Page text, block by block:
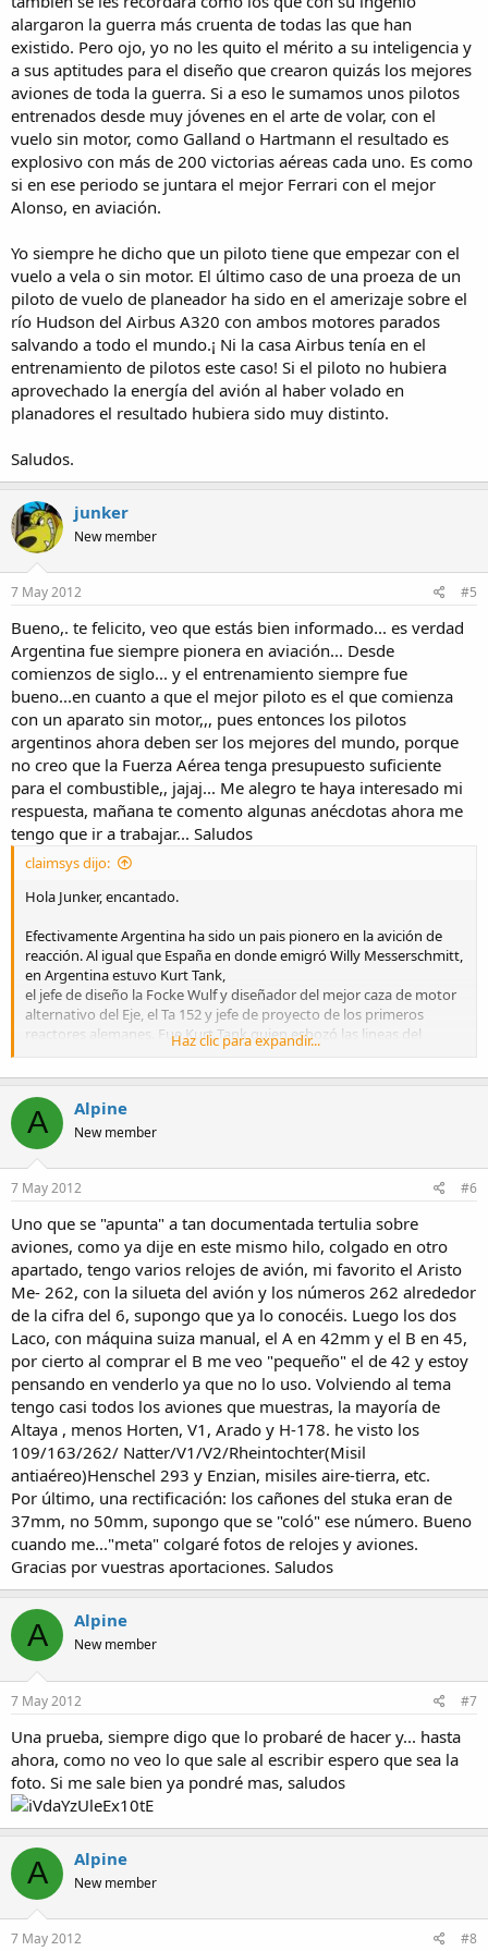
alargaron la guerra más cruenta de todas las que han
existido. Pero ojo, yo no les quito el mérito a su inteligencia y
a sus aptitudes para el diseño que crearon quizás los mejores
aviones de toda la guerra. Si a eso le sumamos unos pilotos
entrenados desde muy jóvenes en el arte de volar, con el
vuelo sin motor, como Galland o Hartmann el resultado es
explosivo con más de 200 victorias aéreas cada uno. Es como
si en ese periodo se juntara el mejor Ferrari con el mejor
Alonso, en aviación.
Yo siempre he dicho que un piloto tiene que empezar con el
vuelo a vela o sin motor. El último caso de una proeza de un
piloto de vuelo de planeador ha sido en el amerizaje sobre el
río Hudson del Airbus A320 con ambos motores parados
salvando a todo el mundo.¡ Ni la casa Airbus tenía en el
entrenamiento de pilotos este caso! Si el piloto no hubiera
aprovechado la energía del avión al haber volado en
planadores el resultado hubiera sido muy distinto.
Saludos.
junker
New member
7 May 2012 #5
Bueno,. te felicito, veo que estás bien informado... es verdad
Argentina fue siempre pionera en aviación... Desde
comienzos de siglo... y el entrenamiento siempre fue
bueno...en cuanto a que el mejor piloto es el que comienza
con un aparato sin motor,,, pues entonces los pilotos
argentinos ahora deben ser los mejores del mundo, porque
no creo que la Fuerza Aérea tenga presupuesto suficiente
para el combustible,, jajaj... Me alegro te haya interesado mi
respuesta, mañana te comento algunas anécdotas ahora me
tengo que ir a trabajar... Saludos
claimsys dijo:
Hola Junker, encantado.
Efectivamente Argentina ha sido un pais pionero en la avición de
reacción. Al igual que España en donde emigró Willy Messerschmitt,
en Argentina estuvo Kurt Tank,
el jefe de diseño la Focke Wulf y diseñador del mejor caza de motor
alternativo del Eje, el Ta 152 y jefe de proyecto de los primeros
reactores alemanes. Fue Kurt Tank quien esbozó las lineas del
Pulqui, un reactor muy moderno para su época, que
desgraciadamente no pasó de prototipo como bien señalas. Estos
genios de la ingeniería desgraciadamente estuvieron en el bando a
derrotar y en toda la Historia también se les recordará como los que
con su ingenio alargaron la guerra más cruenta de todas las que
han existido. Pero ojo, yo no les quito el mérito a su inteligencia y a
sus aptitudes para el diseño que crearon quizás los mejores aviones
de toda la guerra. Si a eso le sumamos unos pilotos entrenados
Galland o Hartmann el resultado es explosivo con más de 200
victorias aéreas cada uno. Es como si en ese periodo se juntara el
mejor Ferrari con el mejor Alonso, en aviación.
Yo siempre he dicho que un piloto tiene que empezar con el vuelo a
vela o sin motor. El último caso de una proeza de un piloto de vuelo
de planeador ha sido en el amerizaje sobre el río Hudson del Airbus
A320 con ambos motores parados salvando a todo el mundo.¡ Ni la
casa Airbus tenía en el entrenamiento de pilotos este caso! Si el
piloto no hubiera aprovechado la energía del avión al haber volado
en planadores el resultado hubiera sido muy distinto.
Saludos.
Haz clic para expandir...
A Alpine
New member
7 May 2012 #6
Uno que se "apunta" a tan documentada tertulia sobre
aviones, como ya dije en este mismo hilo, colgado en otro
apartado, tengo varios relojes de avión, mi favorito el Aristo
Me- 262, con la silueta del avión y los números 262 alrededor
de la cifra del 6, supongo que ya lo conocéis. Luego los dos
Laco, con máquina suiza manual, el A en 42mm y el B en 45,
por cierto al comprar el B me veo "pequeño" el de 42 y estoy
pensando en venderlo ya que no lo uso. Volviendo al tema
tengo casi todos los aviones que muestras, la mayoría de
Altaya , menos Horten, V1, Arado y H-178. he visto los
109/163/262/ Natter/V1/V2/Rheintochter(Misil
antiaéreo)Henschel 293 y Enzian, misiles aire-tierra, etc.
Por último, una rectificación: los cañones del stuka eran de
37mm, no 50mm, supongo que se "coló" ese número. Bueno
cuando me..."meta" colgaré fotos de relojes y aviones.
Gracias por vuestras aportaciones. Saludos
A Alpine
New member
7 May 2012 #7
Una prueba, siempre digo que lo probaré de hacer y... hasta
ahora, como no veo lo que sale al escribir espero que sea la
foto. Si me sale bien ya pondré mas, saludos
A Alpine
New member
7 May 2012 #8